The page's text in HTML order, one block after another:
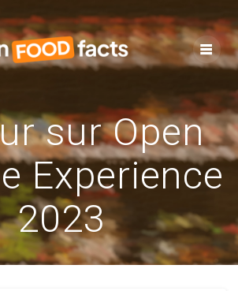
content
sur Open
Experience
2023